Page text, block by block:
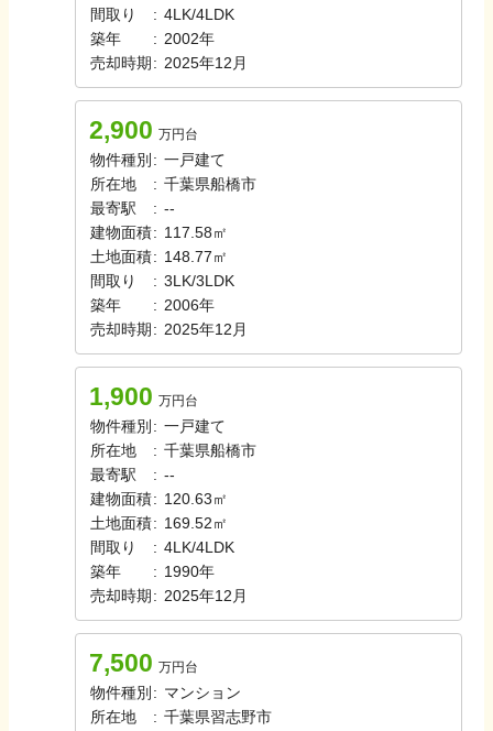
間取り
: 4LK/4LDK
築年
: 2002年
売却時期 : 2025年12月
2,900 万円台
物件種別 : 一戸建て
所在地
: 千葉県船橋市
最寄駅
: --
建物面積: 117.58㎡
土地面積: 148.77㎡
間取り
: 3LK/3LDK
築年
: 2006年
売却時期 : 2025年12月
1,900 万円台
物件種別 : 一戸建て
所在地
: 千葉県船橋市
最寄駅
: --
建物面積: 120.63㎡
土地面積: 169.52㎡
間取り
: 4LK/4LDK
築年
: 1990年
売却時期 : 2025年12月
7,500 万円台
物件種別 : マンション
所在地
: 千葉県習志野市